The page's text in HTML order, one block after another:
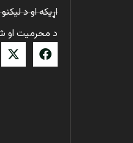
اړیکه او د
د محرمیت او